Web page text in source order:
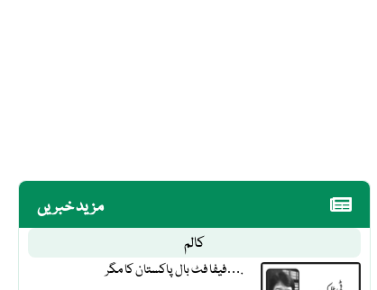
مزید خبریں
کالم
فیفا فٹ بال پاکستان کا مگر….